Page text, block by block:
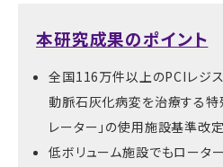
本研究成果のポイント
全国116万件以上のPCI レジ
動脈石灰化病変を治療する特
レーター」の使用施設基準改
低ボリューム施設でもロータ